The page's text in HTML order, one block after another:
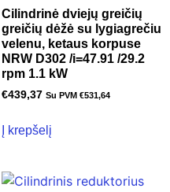
Cilindrinė dviejų greičių
greičių dėžė su lygiagrečiu
velenu, ketaus korpuse
NRW D302 /i=47.91 /29.2
rpm 1.1 kW
€439,37 Su PVM €531,64
Į krepšelį